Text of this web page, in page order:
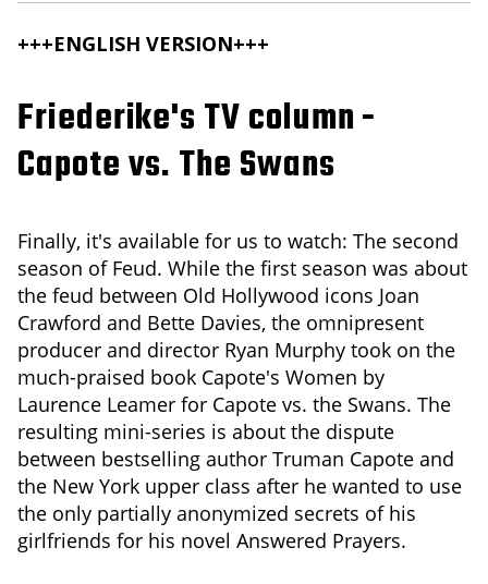
+++ENGLISH VERSION+++
Friederike's TV column -
Capote vs. The Swans
Finally, it's available for us to watch: The second
season of Feud. While the first season was about
the feud between Old Hollywood icons Joan
Crawford and Bette Davies, the omnipresent
producer and director Ryan Murphy took on the
much-praised book Capote's Women by
Laurence Leamer for Capote vs. the Swans. The
resulting mini-series is about the dispute
between bestselling author Truman Capote and
the New York upper class after he wanted to use
the only partially anonymized secrets of his
girlfriends for his novel Answered Prayers.